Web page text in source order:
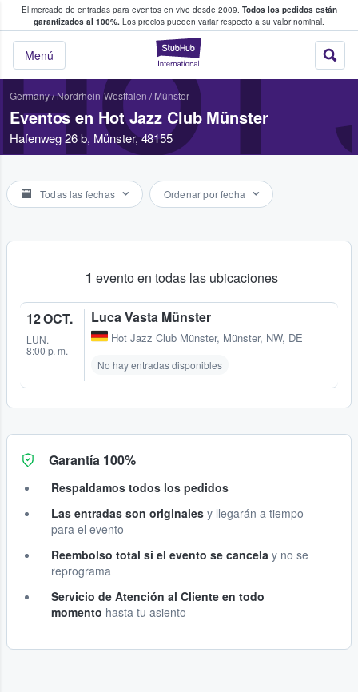
El mercado de entradas para eventos en vivo desde 2009. Todos los pedidos están
garantizados al 100%. Los precios pueden variar respecto a su valor nominal.
StubHub:
Menú
y venta de entradas entre fans
Germany/Nordrhein-Westfalen / Münster
Eventos en Hot Jazz Club Münster
Hafenweg 26 b, Münster, 48155
Todas las fechas Ordenar por fecha
1 evento en todas las ubicaciones
12 OCT.
LUN.
8:00 p. m.
Luca Vasta Münster
Hot Jazz Club Münster, Münster, NW, DE
No hay entradas disponibles
Garantía 100%
Respaldamos todos los pedidos
Las entradas son originales y llegarán a tiempo
para el evento
Reembolso total si el evento se cancela y no se
reprograma
Servicio de Atención al Cliente en todo
momento hasta tu asiento